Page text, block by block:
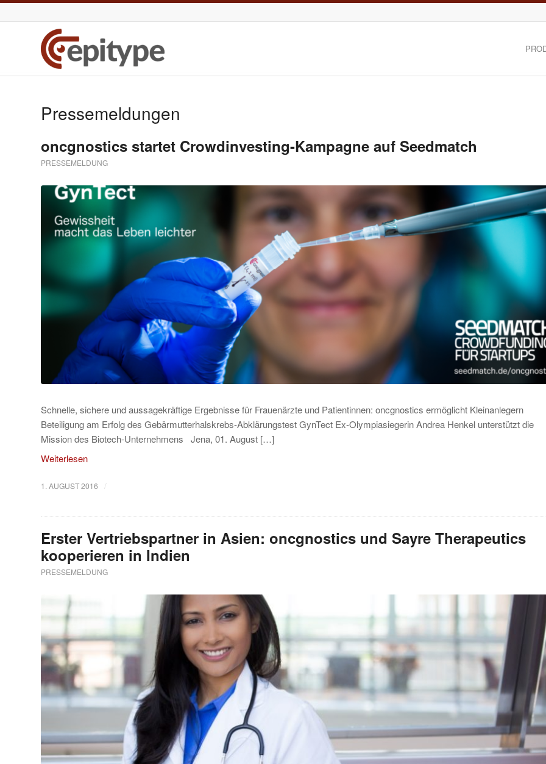
Pressemeldungen
oncgnostics startet Crowdinvesting-Kampagne auf Seedmatch
PRESSEMELDUNG
Schnelle, sichere und aussagekräftige Ergebnisse für Frauenärzte und Patientinnen: oncgnostics ermöglicht Kleinanlegern
Beteiligung am Erfolg des Gebärmutterhalskrebs-Abklärungstest GynTect Ex-Olympiasiegerin Andrea Henkel unterstützt die
Mission des Biotech-Unternehmens Jena, 01. August […]
Weiterlesen
1. AUGUST 2016 /
Erster Vertriebspartner in Asien: oncgnostics und Sayre Therapeutics
kooperieren in Indien
PRESSEMELDUNG